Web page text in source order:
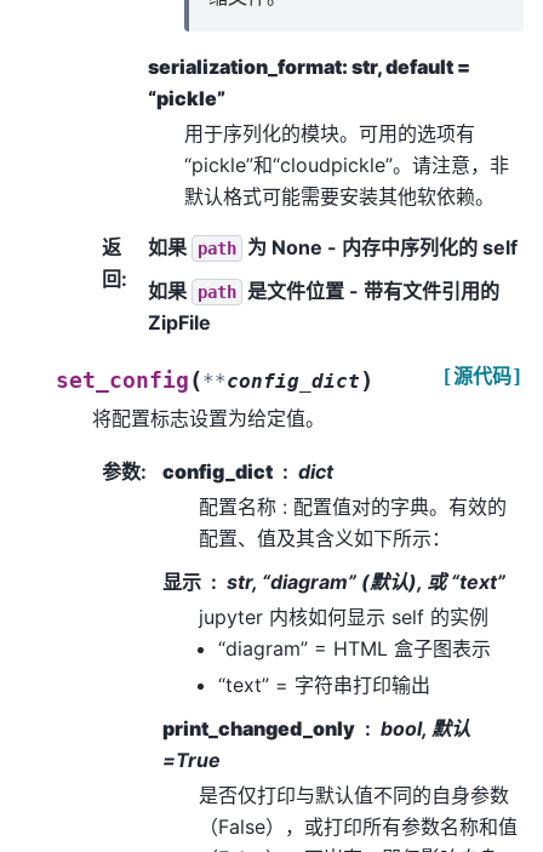
serialization_format: str, default =
“pickle”
用于序列化的模块。可用的选项有
“pickle”和“cloudpickle”。请注意，非
默认格式可能需要安装其他软依赖。
返
回:
如果 path
为 None - 内存中序列化的 self
如果
path
是文件位置 - 带有文件引用的
ZipFile
set_config (**config_dict ) [源代码]
将配置标志设置为给定值。
参数: config_dict
dict
配置名称 : 配置值对的字典。有效的
配置、值及其含义如下所示：
显示
str, “diagram” (默认), 或 “text”
jupyter 内核如何显示 self 的实例
“diagram” = HTML 盒子图表示
“text” = 字符串打印输出
print_changed_only
bool, 默认
=True
是否仅打印与默认值不同的自身参数
（False），或打印所有参数名称和值